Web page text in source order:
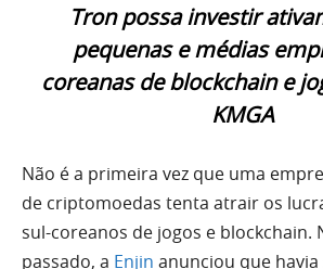
Tron possa investir
pequenas e médias
coreanas de blockchain e
KMGA
Não é a primeira vez que uma
de criptomoedas tenta atrair os
sul-coreanos de jogos e blockchain.
passado, a Enjin anunciou que